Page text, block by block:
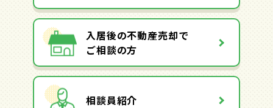
入居後の不動産売却で
ご相談の方
相談員紹介